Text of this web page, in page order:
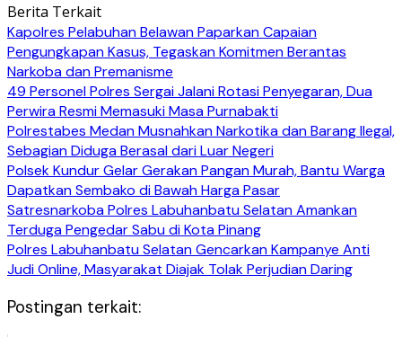
Berita Terkait
Kapolres Pelabuhan Belawan Paparkan Capaian
Pengungkapan Kasus, Tegaskan Komitmen Berantas
Narkoba dan Premanisme
49 Personel Polres Sergai Jalani Rotasi Penyegaran, Dua
Perwira Resmi Memasuki Masa Purnabakti
Polrestabes Medan Musnahkan Narkotika dan Barang Ilegal,
Sebagian Diduga Berasal dari Luar Negeri
Polsek Kundur Gelar Gerakan Pangan Murah, Bantu Warga
Dapatkan Sembako di Bawah Harga Pasar
Satresnarkoba Polres Labuhanbatu Selatan Amankan
Terduga Pengedar Sabu di Kota Pinang
Polres Labuhanbatu Selatan Gencarkan Kampanye Anti
Judi Online, Masyarakat Diajak Tolak Perjudian Daring
Postingan terkait: